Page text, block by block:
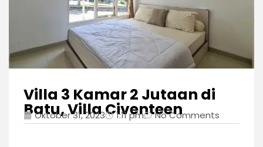
Villa 3 Kamar 2 Jutaan di
Batu, Villa Civenteen
Oktober 31, 2023 1:11 pm No Comments